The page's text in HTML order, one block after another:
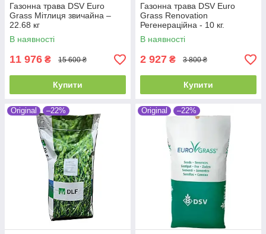
Газонна трава DSV Euro
Grass Мітлиця звичайна –
22.68 кг
В наявності
11 976 ₴ 15 600 ₴
Купити
Газонна трава DSV Euro
Grass Renovation
Регенераційна - 10 кг.
В наявності
2 927 ₴ 3 800 ₴
Купити
Original –22% Original –22%